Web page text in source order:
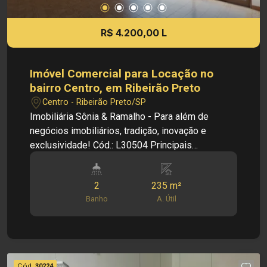
R$ 4.200,00 L
Imóvel Comercial para Locação no
bairro Centro, em Ribeirão Preto
Centro - Ribeirão Preto/SP
Imobiliária Sônia & Ramalho - Para além de
negócios imobiliários, tradição, inovação e
exclusividade! Cód.: L30504 Principais
Centro - 02 salas amplas - Banheiros sociais -
Copas - Área de serviço - Quintal Dimensões: -
235,00 m² Área Útil Informações bônus: -
Portões com 2 folhas grandes - Sistema de
bancos e lojas Investimento de Locação: R$
2
Banho
235 m²
A. Útil